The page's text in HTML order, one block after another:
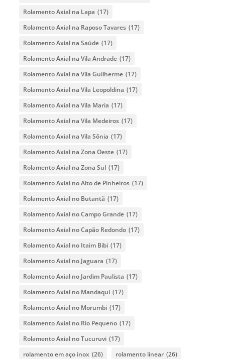
Rolamento Axial na Lapa (17)
Rolamento Axial na Raposo Tavares (17)
Rolamento Axial na Saúde (17)
Rolamento Axial na Vila Andrade (17)
Rolamento Axial na Vila Guilherme (17)
Rolamento Axial na Vila Leopoldina (17)
Rolamento Axial na Vila Maria (17)
Rolamento Axial na Vila Medeiros (17)
Rolamento Axial na Vila Sônia (17)
Rolamento Axial na Zona Oeste (17)
Rolamento Axial na Zona Sul (17)
Rolamento Axial no Alto de Pinheiros (17)
Rolamento Axial no Butantã (17)
Rolamento Axial no Campo Grande (17)
Rolamento Axial no Capão Redondo (17)
Rolamento Axial no Itaim Bibi (17)
Rolamento Axial no Jaguara (17)
Rolamento Axial no Jardim Paulista (17)
Rolamento Axial no Mandaqui (17)
Rolamento Axial no Morumbi (17)
Rolamento Axial no Rio Pequeno (17)
Rolamento Axial no Tucuruvi (17)
rolamento em aço inox (26) rolamento linear (26)